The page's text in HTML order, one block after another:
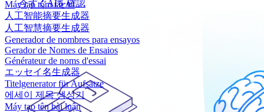
Máy tạo tóm tắt AI
人工智能摘要生成器
人工智慧摘要生成器
Generador de nombres para ensayos
Gerador de Nomes de Ensaios
Générateur de noms d'essai
エッセイ名生成器
Titelgenerator für Aufsätze
에세이 제목 생성기
Máy tạo tên bài luận
今すぐAIを確認